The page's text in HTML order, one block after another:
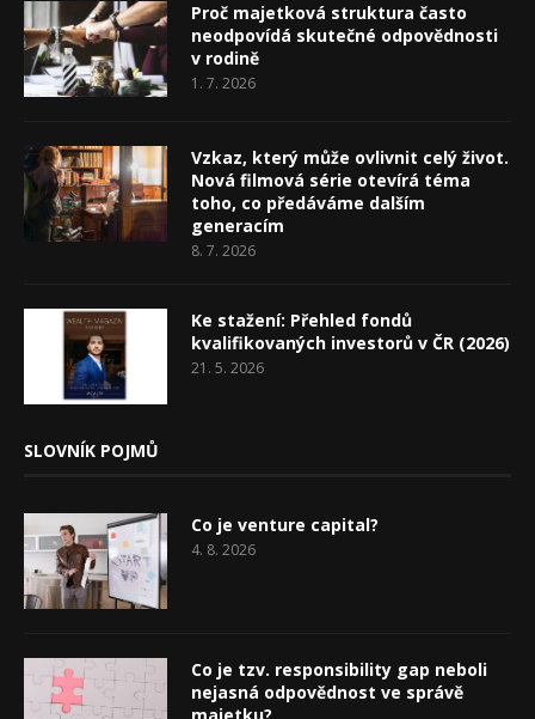
Proč majetková struktura často
neodpovídá skutečné odpovědnosti
v rodině
1. 7. 2026
Vzkaz, který může ovlivnit celý život.
Nová filmová série otevírá téma
toho, co předáváme dalším
generacím
8. 7. 2026
Ke stažení: Přehled fondů
kvalifikovaných investorů v ČR (2026)
21. 5. 2026
SLOVNÍK POJMŮ
Co je venture capital?
4. 8. 2026
Co je tzv. responsibility gap neboli
nejasná odpovědnost ve správě